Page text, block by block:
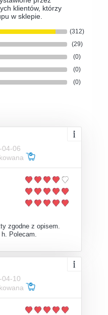
klientów, którzy
w sklepie.
(312)
(29)
(0)
(0)
(0)
04-06
zgodne z opisem.
h. Polecam.
04-10